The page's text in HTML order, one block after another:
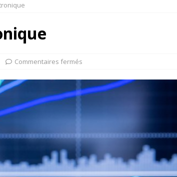
définition : 7 signes qui ne trompent pas
actionnantes à ne pas manquer lors de votre escapade au
pour voyager en Géorgie : conseils pratiques et astuces
: ce que ce minéral fait vraiment pour vous
Commentaires fermés